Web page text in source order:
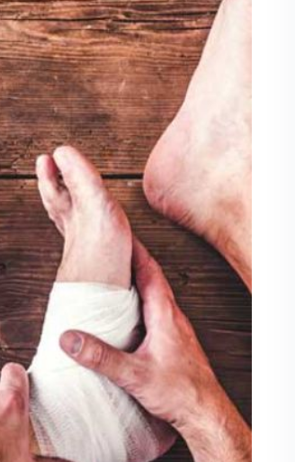
Şifremi unuttum